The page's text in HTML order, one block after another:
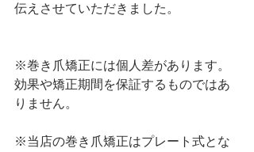
伝えさせていただきました。
※巻き爪矯正には個人差があります。
効果や矯正期間を保証するものではあ
りません。
※当店の巻き爪矯正はプレート式とな